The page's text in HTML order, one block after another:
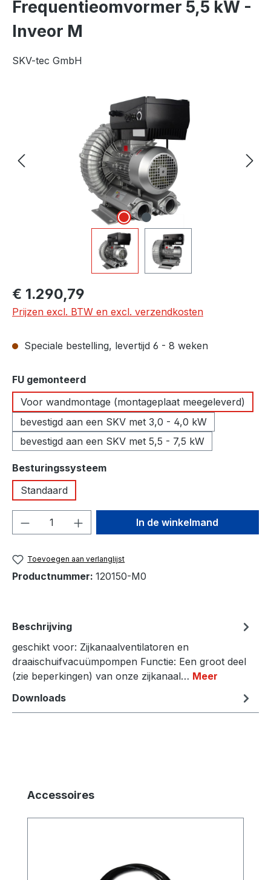
Frequentieomvormer 5,5 kW -
Inveor M
SKV-tec GmbH
Afbeeldingengalerij overslaan
Normale prijs:
€ 1.290,79
Prijzen excl. BTW en excl. verzendkosten
Speciale bestelling, levertijd 6 - 8 weken
Selecteer
FU gemonteerd
Voor wandmontage (montageplaat meegeleverd)
bevestigd aan een SKV met 3,0 - 4,0 kW
bevestigd aan een SKV met 5,5 - 7,5 kW
Selecteer
Besturingssysteem
Standaard
Producthoeveelheid: Voer de
In de winkelmand
Toevoegen aan verlanglijst
Productnummer: 120150-M0
Beschrijving
geschikt voor: Zijkanaalventilatoren en
draaischuifvacuümpompen Functie: Een groot deel
(zie beperkingen) van onze zijkanaal… Meer
Downloads
Productgalerij overslaan
Accessoires